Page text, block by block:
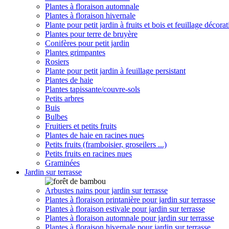
Plantes à floraison automnale
Plantes à floraison hivernale
Plante pour petit jardin à fruits et bois et feuillage
Plantes pour terre de bruyère
Conifères pour petit jardin
Plantes grimpantes
Rosiers
Plante pour petit jardin à feuillage persistant
Plantes de haie
Plantes tapissante/couvre-sols
Petits arbres
Buis
Bulbes
Fruitiers et petits fruits
Plantes de haie en racines nues
Petits fruits (framboisier, groseilers ...)
Petits fruits en racines nues
Graminées
Jardin sur terrasse
Arbustes nains pour jardin sur terrasse
Plantes à floraison printanière pour jardin sur terrasse
Plantes à floraison estivale pour jardin sur terrasse
Plantes à floraison automnale pour jardin sur terrasse
Plantes à floraison hivernale pour jardin sur terrasse